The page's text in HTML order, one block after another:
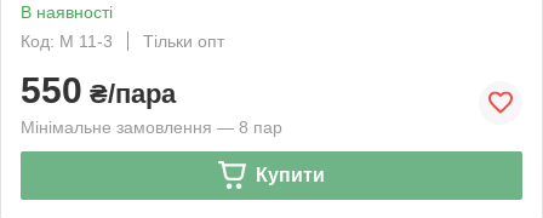
В наявності
Код: М 11-3
Тільки опт
550 ₴/пара
Мінімальне замовлення — 8 пар
Купити